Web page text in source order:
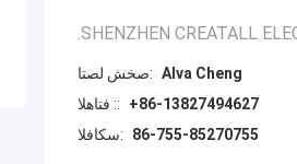
SHENZHEN CREATALL
اتصل شخص: Alva Cheng
الهاتف ::
+86-13827494627
الفاكس:
86-755-85270755